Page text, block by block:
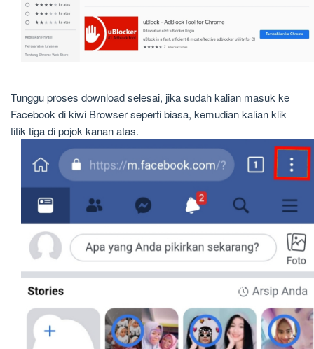
Tunggu proses download selesai, jika sudah kalian masuk ke
Facebook di kiwi Browser seperti biasa, kemudian kalian klik
titik tiga di pojok kanan atas.